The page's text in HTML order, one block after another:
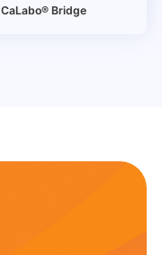
CaLabo® Bridge